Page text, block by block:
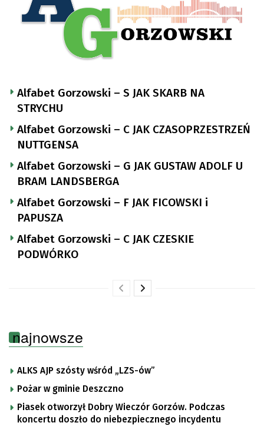
Alfabet Gorzowski – S JAK SKARB NA
STRYCHU
Alfabet Gorzowski – C JAK CZASOPRZESTRZEŃ
NUTTGENSA
Alfabet Gorzowski – G JAK GUSTAW ADOLF U
BRAM LANDSBERGA
Alfabet Gorzowski – F JAK FICOWSKI i
PAPUSZA
Alfabet Gorzowski – C JAK CZESKIE
PODWÓRKO
najnowsze
ALKS AJP szósty wśród „LZS-ów”
Pożar w gminie Deszczno
Piasek otworzył Dobry Wieczór Gorzów. Podczas
koncertu doszło do niebezpiecznego incydentu